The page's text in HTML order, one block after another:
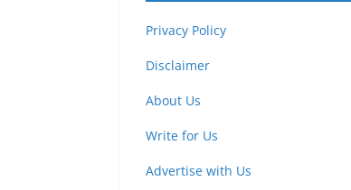
Privacy Policy
Disclaimer
About Us
Write for Us
Advertise with Us